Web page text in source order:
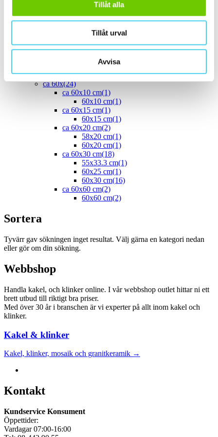
Tillåt alla
Tillåt urval
Avvisa
(2)
40x25 cm(5)
ca 50x(4)
(3)
(1)
Stora (60 - 120 cm)(24)
ca 60x(24)
ca 60x10 cm(1)
60x10 cm(1)
ca 60x15 cm(1)
60x15 cm(1)
ca 60x20 cm(2)
58x20 cm(1)
60x20 cm(1)
ca 60x30 cm(18)
55x33.3 cm(1)
60x25 cm(1)
60x30 cm(16)
ca 60x60 cm(2)
60x60 cm(2)
Sortera
Tyvärr gav sökningen inget resultat. Välj gärna en kategori nedan
eller gör om din sökning.
Webbshop
Handla kakel, och klinker online. I vår webbshop outlet hittar ni ett
brett utbud till riktigt bra priser.
Med över 30 år i branschen är vi experter på allt inom kakel och
klinker.
Kakel & klinker
Kakel, klinker, mosaik och granitkeramik →
Kontakt
Kundservice Konsument
Öppettider:
Vardagar 07:00-16:00